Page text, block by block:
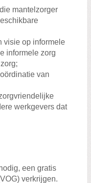
mantelzorger
visie op informele
informele zorg
van
werkgevers dat
een gratis
verkrijgen.